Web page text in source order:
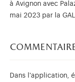
à Avignon avec
mai 2023 par la
Dans l'application,